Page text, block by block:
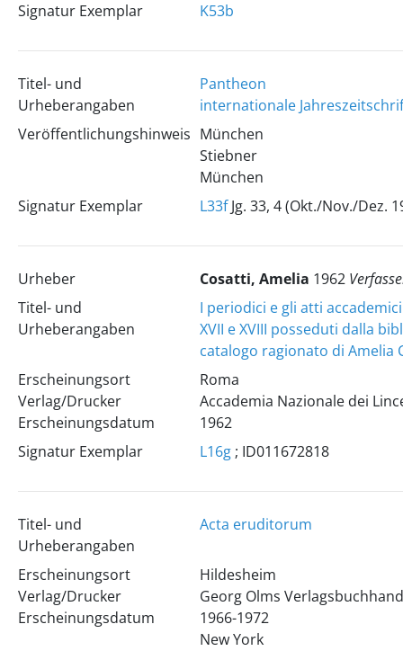
Signatur Exemplar
K53b
Titel- und
Urheberangaben
Pantheon
internationale
Veröffentlichungshinweis München
Stiebner
München
Signatur Exemplar
L33fJg. 33, 4 (Okt./Nov./Dez.
Urheber Cosatti, Amelia 1962
Titel- und
Urheberangaben
I periodici e gli atti
XVII e XVIII posseduti dalla
catalogo ragionato di Amelia
Erscheinungsort
Verlag/Drucker
Erscheinungsdatum
Roma
Accademia Nazionale dei
1962
Signatur Exemplar
L16g; ID011672818
Titel- und
Urheberangaben
Acta eruditorum
Erscheinungsort
Verlag/Drucker
Erscheinungsdatum
Hildesheim
Georg Olms
1966-1972
New York